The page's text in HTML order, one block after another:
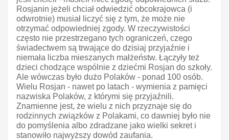
Rosjanin jeżeli chciał odwiedzić obcokrajowca (i
odwrotnie) musiał liczyć się z tym, że może nie
otrzymać odpowiedniej zgody. W rzeczywistości
często nie przestrzegano tych ograniczeń, czego
świadectwem są trwające do dzisiaj przyjaźnie i
niemała liczba mieszanych małżeństw. Łączyły też
dzieci chodzące wspólnie z dziećmi Rosjan do szkoły.
Ale wówczas było dużo Polaków - ponad 100 osób.
Wielu Rosjan - nawet po latach - wymienia z pamięci
nazwiska Polaków, z którymi się przyjaźnili.
Znamienne jest, że wielu z nich przyznaje się do
rodzinnych związków z Polakami, co dawniej było nie
do pomyślenia albo zdradzane jako wielki sekret i
stanowiło najwyższy dowód zaufania.